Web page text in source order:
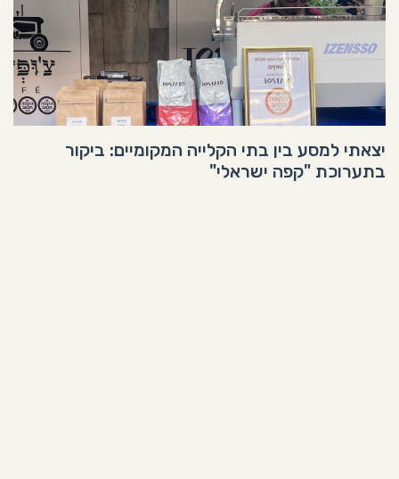
יצאתי למסע בין בתי הקלייה המקומיים: ביקור
בתערוכת "קפה ישראלי"